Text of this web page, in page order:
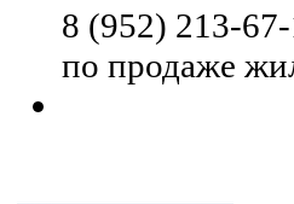
8 (952) 213-
по продаже